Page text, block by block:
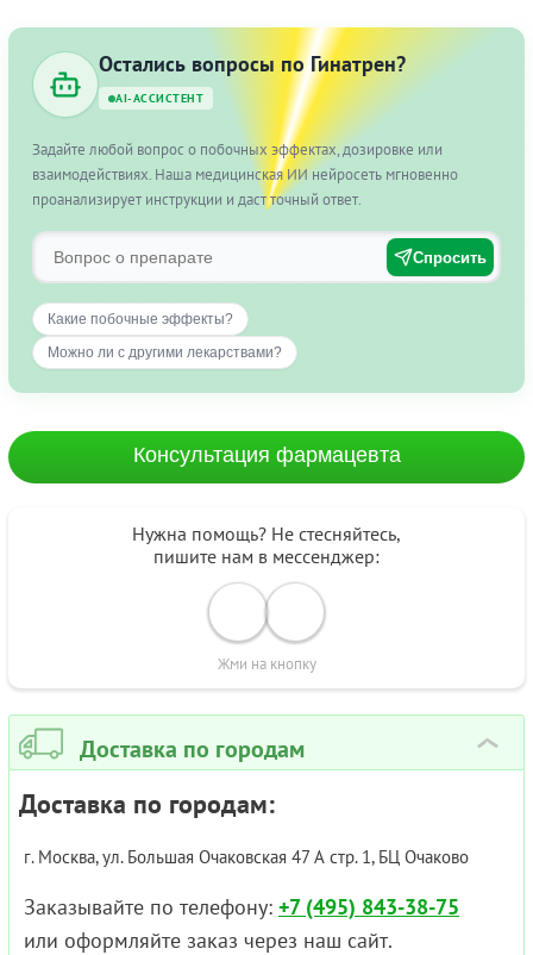
Остались вопросы по Гинатрен?
AI-АССИСТЕНТ
Задайте любой вопрос о побочных эффектах, дозировке или
взаимодействиях. Наша медицинская ИИ нейросеть мгновенно
проанализирует инструкции и даст точный ответ.
Спросить
Какие побочные эффекты?
Можно ли с другими лекарствами?
Консультация фармацевта
Нужна помощь? Не стесняйтесь,
пишите нам в мессенджер:
Жми на кнопку
Доставка по городам ›
Доставка по городам:
г. Москва, ул. Большая Очаковская 47 А стр. 1, БЦ Очаково
Заказывайте по телефону: +7 (495) 843-38-75
или оформляйте заказ через наш сайт.